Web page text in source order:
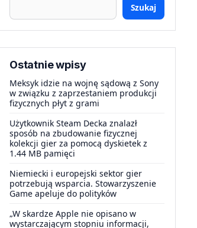
Szukaj
Ostatnie wpisy
Meksyk idzie na wojnę sądową z Sony
w związku z zaprzestaniem produkcji
fizycznych płyt z grami
Użytkownik Steam Decka znalazł
sposób na zbudowanie fizycznej
kolekcji gier za pomocą dyskietek z
1.44 MB pamięci
Niemiecki i europejski sektor gier
potrzebują wsparcia. Stowarzyszenie
Game apeluje do polityków
„W skardze Apple nie opisano w
wystarczającym stopniu informacji,